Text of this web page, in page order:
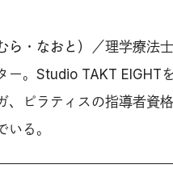
ら・なおと）
／理学療法
ー。Studio TAKT EIGHT
、ピラティスの指導者資
る。